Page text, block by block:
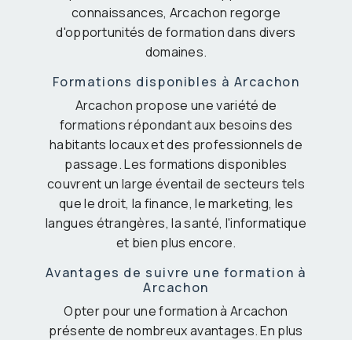
connaissances, Arcachon regorge
d'opportunités de formation dans divers
domaines.
Formations disponibles à Arcachon
Arcachon propose une variété de
formations répondant aux besoins des
habitants locaux et des professionnels de
passage. Les formations disponibles
couvrent un large éventail de secteurs tels
que le droit, la finance, le marketing, les
langues étrangères, la santé, l'informatique
et bien plus encore.
Avantages de suivre une formation à
Arcachon
Opter pour une formation à Arcachon
présente de nombreux avantages. En plus